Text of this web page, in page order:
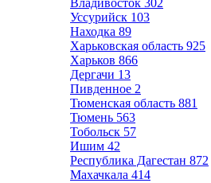
Владивосток 302
Уссурийск 103
Находка 89
Харьковская область 925
Харьков 866
Дергачи 13
Пивденное 2
Тюменская область 881
Тюмень 563
Тобольск 57
Ишим 42
Республика Дагестан 872
Махачкала 414